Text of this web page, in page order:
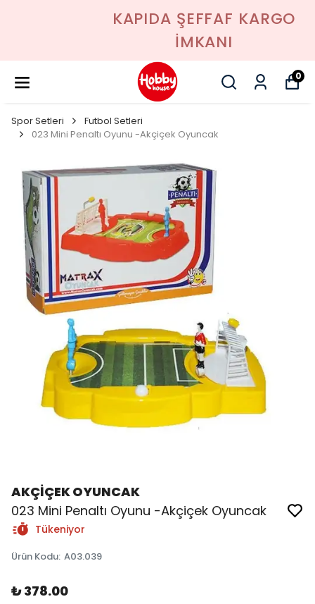
KAPIDA ŞEFFAF KARGO
İMKANI
0
Spor Setleri
Futbol Setleri
023 Mini Penaltı Oyunu -Akçiçek Oyuncak
AKÇİÇEK OYUNCAK
023 Mini Penaltı Oyunu -Akçiçek Oyuncak
Tükeniyor
Ürün Kodu: A03.039
₺ 378.00